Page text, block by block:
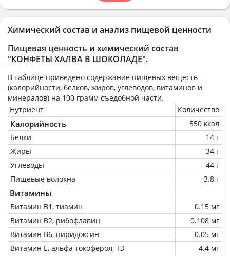
Химический состав и анализ пищевой ценности
Пищевая ценность и химический состав
"КОНФЕТЫ ХАЛВА В ШОКОЛАДЕ".
В таблице приведено содержание пищевых веществ
(калорийности, белков, жиров, углеводов, витаминов и
минералов) на 100 грамм съедобной части.
Нутриент
Количество
Калорийность
550 ккал
Белки
14 г
Жиры
34 г
Углеводы
44 г
Пищевые волокна
3.8 г
Витамины
Витамин В1, тиамин
0.15 мг
Витамин В2, рибофлавин
0.108 мг
Витамин В6, пиридоксин
0.05 мг
Витамин Е, альфа токоферол, ТЭ
4.4 мг